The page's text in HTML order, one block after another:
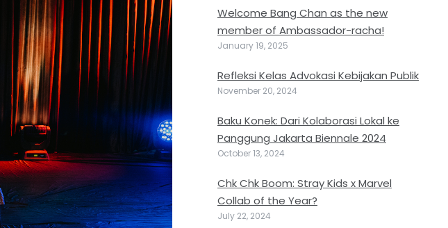
Welcome Bang Chan as the new
member of Ambassador-racha!
January 19, 2025
Refleksi Kelas Advokasi Kebijakan Publik
November 20, 2024
Baku Konek: Dari Kolaborasi Lokal ke
Panggung Jakarta Biennale 2024
October 13, 2024
Chk Chk Boom: Stray Kids x Marvel
Collab of the Year?
July 22, 2024